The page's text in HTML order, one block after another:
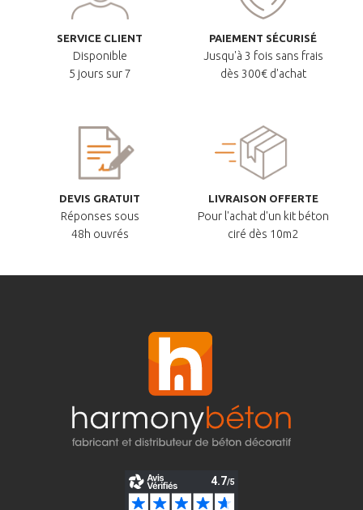
SERVICE CLIENT
Disponible
5 jours sur 7
PAIEMENT SÉCURISÉ
Jusqu'à 3 fois sans frais
dès 300€ d'achat
DEVIS GRATUIT
Réponses sous
48h ouvrés
LIVRAISON OFFERTE
Pour l'achat d'un kit béton
ciré dès 10m2